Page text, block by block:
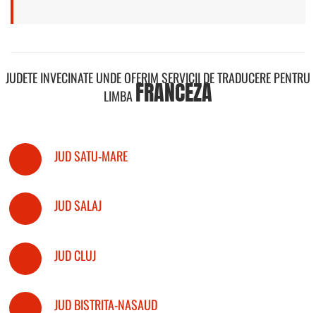
JUDETE INVECINATE UNDE OFERIM SERVICII DE TRADUCERE PENTRU
LIMBAFRANCEZA
JUD SATU-MARE
JUD SALAJ
JUD CLUJ
JUD BISTRITA-NASAUD